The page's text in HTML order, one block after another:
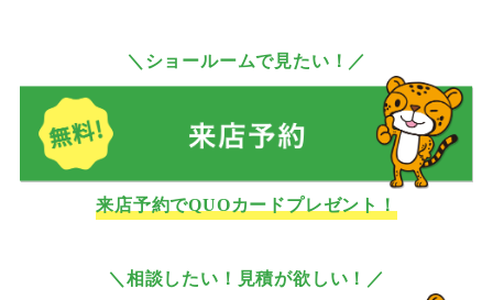
＼ショールームで見たい！／
来店予約でQUOカードプレゼント！
＼相談したい！見積が欲しい！／